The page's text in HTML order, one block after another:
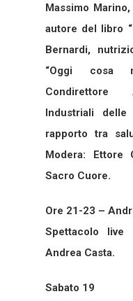
Massimo
autore del libro
Bernardi,
“Oggi cosa
Condirettore
Industriali
rapporto tra
Modera: Ettore
Sacro Cuore.
Ore 21-23 –
Spettacolo
Andrea Casta.
Sabato 19